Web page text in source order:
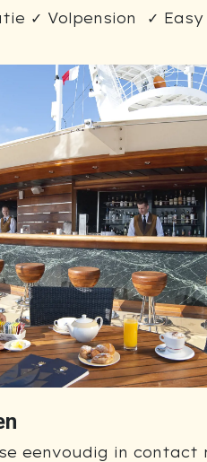
✓ Volpension ✓
eenvoudig in contact